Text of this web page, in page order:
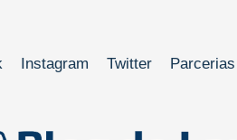
Instagram Twitter Parcerias